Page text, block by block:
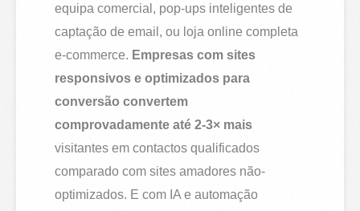
equipa comercial, pop-ups inteligentes de
captação de email, ou loja online completa
e-commerce. Empresas com sites
responsivos e optimizados para
conversão convertem
comprovadamente até 2-3× mais
visitantes em contactos qualificados
comparado com sites amadores não-
optimizados. E com IA e automação